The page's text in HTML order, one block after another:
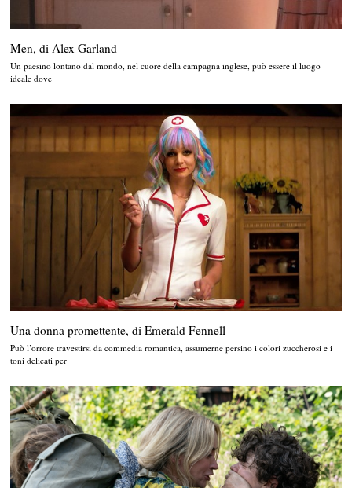
Men, di Alex Garland
Un paesino lontano dal mondo, nel cuore della campagna inglese, può essere il luogo
ideale dove
Una donna promettente, di Emerald Fennell
Può l’orrore travestirsi da commedia romantica, assumerne persino i colori zuccherosi e i
toni delicati per